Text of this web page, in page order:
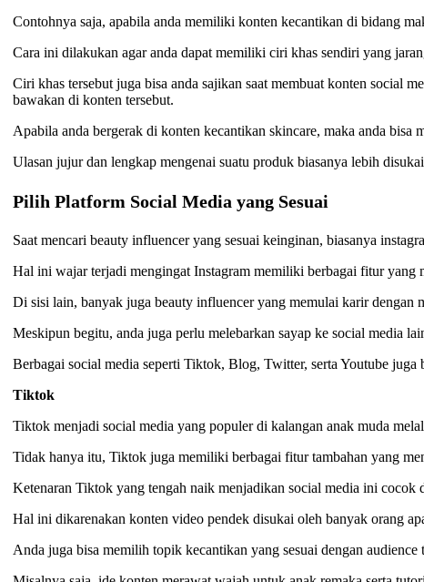
Contohnya saja, apabila anda memiliki konten kecantikan di bidang
Cara ini dilakukan agar anda dapat memiliki ciri khas sendiri yang
Ciri khas tersebut juga bisa anda sajikan saat membuat konten social
bawakan di konten tersebut.
Apabila anda bergerak di konten kecantikan skincare, maka anda bisa
Ulasan jujur dan lengkap mengenai suatu produk biasanya lebih
Pilih Platform Social Media yang Sesuai
Saat mencari beauty influencer yang sesuai keinginan, biasanya
Hal ini wajar terjadi mengingat Instagram memiliki berbagai fitur yang
Di sisi lain, banyak juga beauty influencer yang memulai karir dengan
Meskipun begitu, anda juga perlu melebarkan sayap ke social media
Berbagai social media seperti Tiktok, Blog, Twitter, serta Youtube
Tiktok
Tiktok menjadi social media yang populer di kalangan anak muda
Tidak hanya itu, Tiktok juga memiliki berbagai fitur tambahan yang
Ketenaran Tiktok yang tengah naik menjadikan social media ini
Hal ini dikarenakan konten video pendek disukai oleh banyak orang
Anda juga bisa memilih topik kecantikan yang sesuai dengan